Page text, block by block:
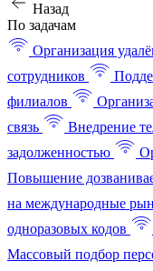
Назад
По задачам
Организация
сотрудников
филиалов
связь
Внедрение
задолженностью
Повышение
на международные
одноразовых кодов
Массовый подбор